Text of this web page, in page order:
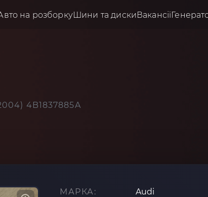
на розборкуШини та дискиВакансії
4B1837885A
МАРКА: Audi